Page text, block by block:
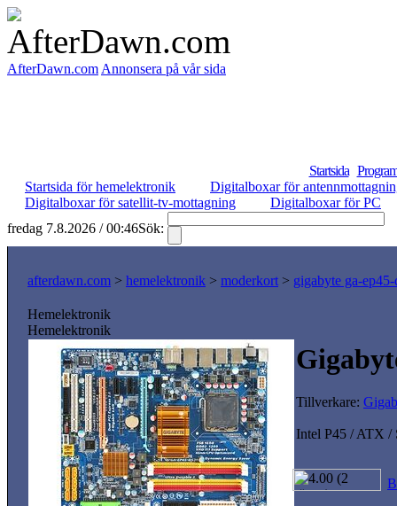
AfterDawn.com Annonsera på vår sida
Startsida
Startsida för hemelektronik
Digitalboxar för
Digitalboxar för satellit-tv-mottagning
Digitalboxar för PC
fredag 7.8.2026 / 00:46Sök:
afterdawn.com > hemelektronik > moderkort > gigabyte ga-ep45-
Hemelektronik
Hemelektronik
Tillverkare:
Intel P45 / ATX